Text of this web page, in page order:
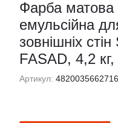
Фарба матова
емульсійна
зовнішніх
FASAD, 4,2
Артикул: 4820035662716